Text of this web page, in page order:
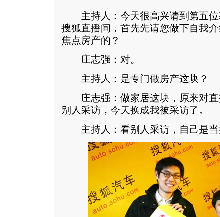
主持人：今天很高兴请到第五位
搜狐直播间，首先先请您做下自我
焦点房产的？
庄志强：对。
主持人：是专门做房产这块？
庄志强：做家居这块，原来对直
别人采访，今天换成我被采访了。
主持人：看别人采访，自己是当